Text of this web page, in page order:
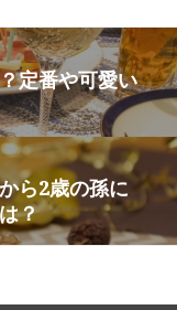
定番や可愛い
ら2歳の孫に
？